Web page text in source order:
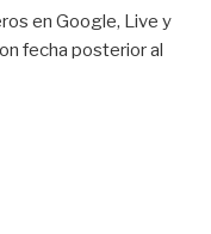
en Google, Live y
fecha posterior al